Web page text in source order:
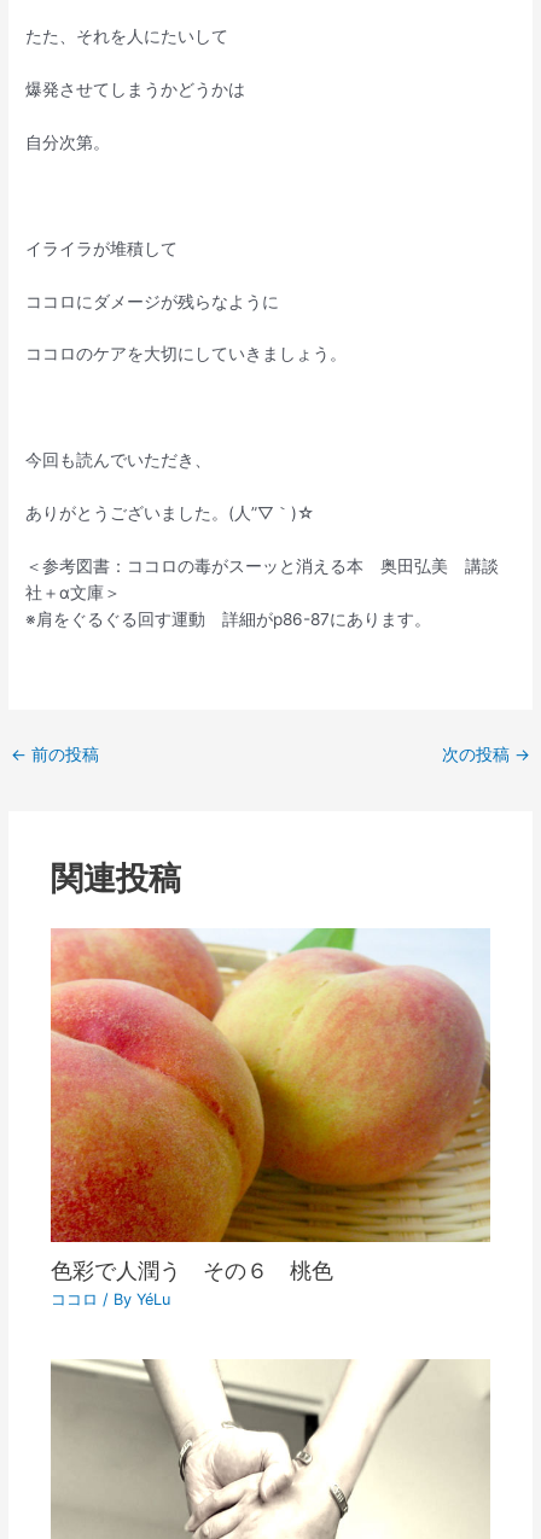
たた、それを人にたいして
爆発させてしまうかどうかは
自分次第。
イライラが堆積して
ココロにダメージが残らなように
ココロのケアを大切にしていきましょう。
今回も読んでいただき、
ありがとうございました。(人”▽｀)☆
＜参考図書：ココロの毒がスーッと消える本 奥田弘美 講談
社＋α文庫＞
※肩をぐるぐる回す運動 詳細がp86-87にあります。
← 前の投稿 次の投稿 →
関連投稿
色彩で人潤う その６ 桃色
ココロ / By YéLu